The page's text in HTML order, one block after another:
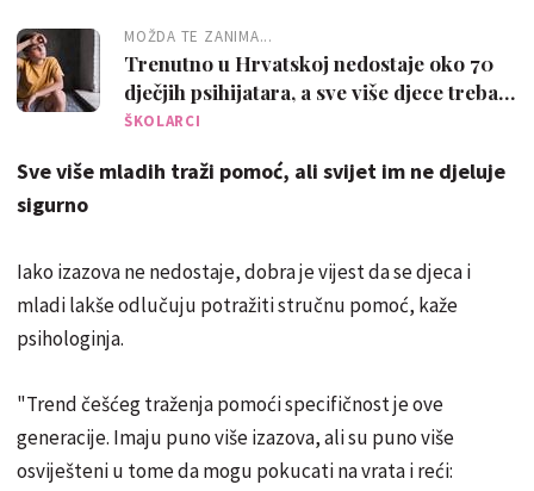
MOŽDA TE ZANIMA...
Trenutno u Hrvatskoj nedostaje oko 70
dječjih psihijatara, a sve više djece treba
psihološku pomoć
ŠKOLARCI
Sve više mladih traži pomoć, ali svijet im ne djeluje
sigurno
Iako izazova ne nedostaje, dobra je vijest da se djeca i
mladi lakše odlučuju potražiti stručnu pomoć, kaže
psihologinja.
"Trend češćeg traženja pomoći specifičnost je ove
generacije. Imaju puno više izazova, ali su puno više
osviješteni u tome da mogu pokucati na vrata i reći: